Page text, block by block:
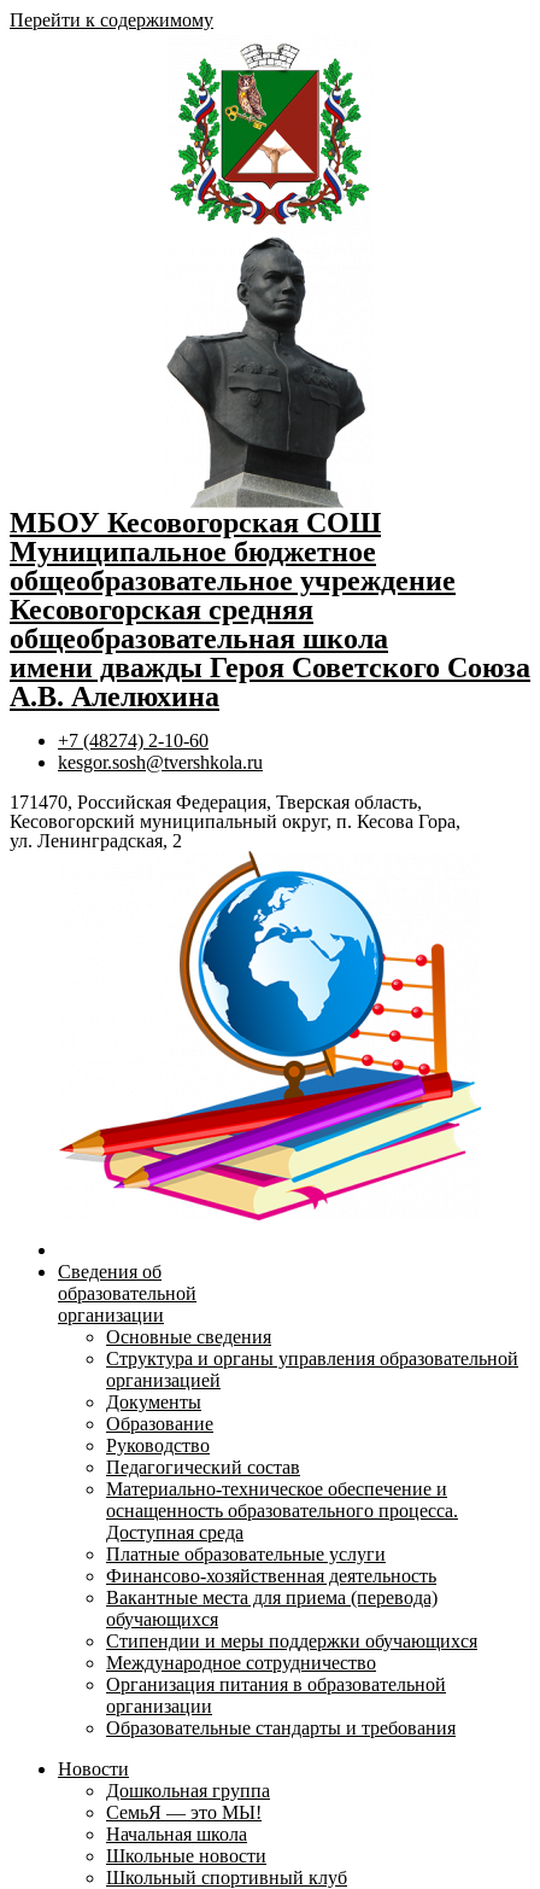
Перейти к содержимому
МБОУ Кесовогорская СОШ
Муниципальное бюджетное
общеобразовательное учреждение
Кесовогорская средняя
общеобразовательная школа
имени дважды Героя Советского Союза
А.В. Алелюхина
+7 (48274) 2-10-60
kesgor.sosh@tvershkola.ru
171470, Российская Федерация, Тверская область,
Кесовогорский муниципальный округ, п. Кесова Гора,
ул. Ленинградская, 2
Сведения об
образовательной
организации
Основные сведения
Структура и органы управления образовательной
организацией
Документы
Образование
Руководство
Педагогический состав
Материально-техническое обеспечение и
оснащенность образовательного процесса.
Доступная среда
Платные образовательные услуги
Финансово-хозяйственная деятельность
Вакантные места для приема (перевода)
обучающихся
Стипендии и меры поддержки обучающихся
Международное сотрудничество
Организация питания в образовательной
организации
Образовательные стандарты и требования
Новости
Дошкольная группа
СемьЯ — это МЫ!
Начальная школа
Школьные новости
Школьный спортивный клуб